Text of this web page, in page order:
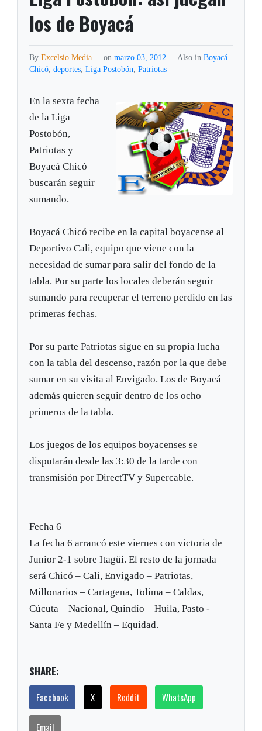
los de Boyacá
ByExcelsio Media on marzo 03, 2012 Also in Boyacá
Chicó,deportes,Liga Postobón,Patriotas
En la sexta fecha
de la Liga
Postobón,
Patriotas y
Boyacá Chicó
buscarán seguir
sumando.
Boyacá Chicó recibe en la capital boyacense al
Deportivo Cali, equipo que viene con la
necesidad de sumar para salir del fondo de la
tabla. Por su parte los locales deberán seguir
sumando para recuperar el terreno perdido en las
primeras fechas.
Por su parte Patriotas sigue en su propia lucha
con la tabla del descenso, razón por la que debe
sumar en su visita al Envigado. Los de Boyacá
además quieren seguir dentro de los ocho
primeros de la tabla.
Los juegos de los equipos boyacenses se
disputarán desde las 3:30 de la tarde con
transmisión por DirectTV y Supercable.
Fecha 6
La fecha 6 arrancó este viernes con victoria de
Junior 2-1 sobre Itagüí. El resto de la jornada
será Chicó – Cali, Envigado – Patriotas,
Millonarios – Cartagena, Tolima – Caldas,
Cúcuta – Nacional, Quindío – Huila, Pasto -
Santa Fe y Medellín – Equidad.
SHARE:
Facebook X Reddit WhatsApp
Email